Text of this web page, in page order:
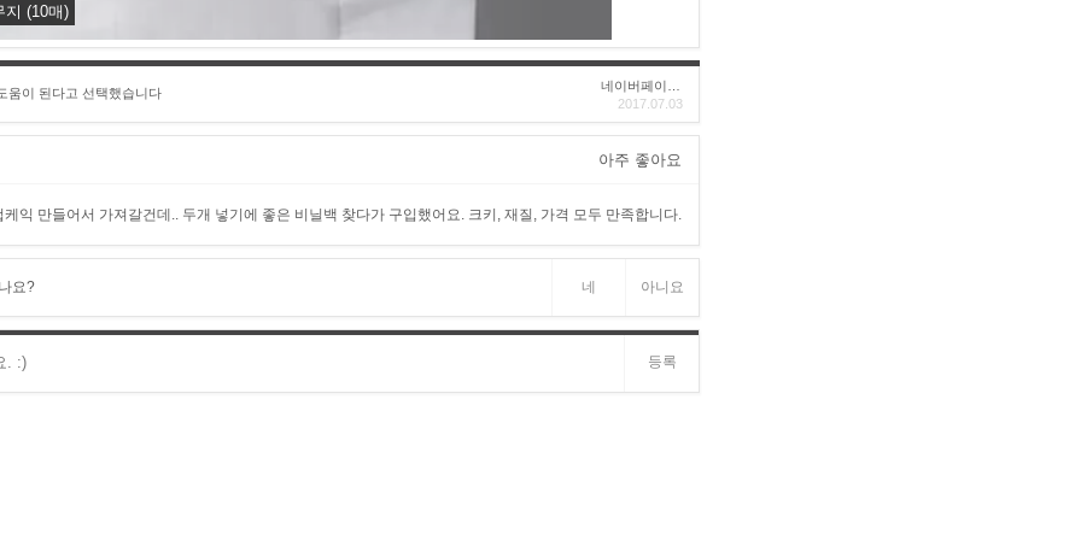
지 (10매)
움이 된다고 선택했습니다
2017.07.03
아주 좋아요
익 만들어서 가져갈건데.. 두개 넣기에 좋은 비닐백 찾다가 구입했어요. 크키, 재질, 가격 모두 만족합니다.
요? 네 아니요
등록